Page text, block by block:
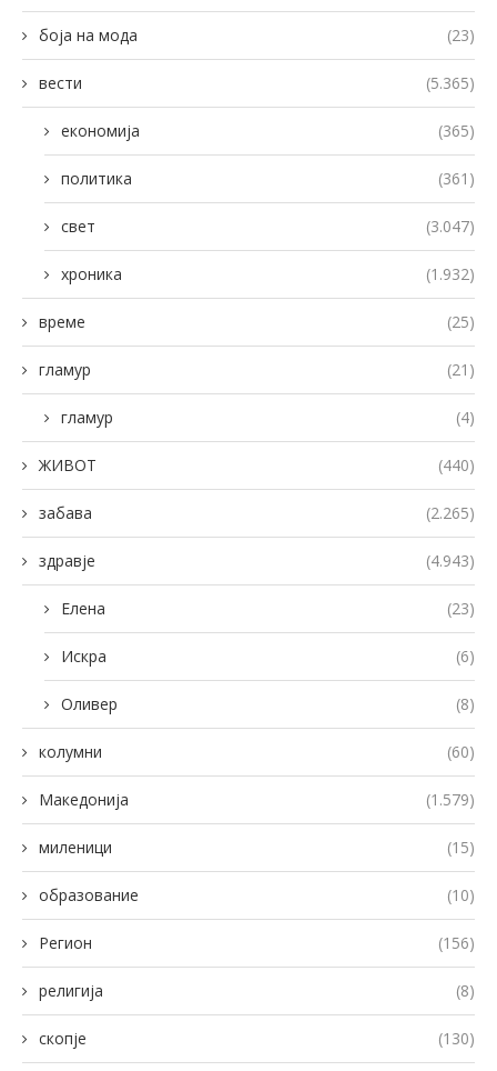
боја на мода (23)
вести (5.365)
економија (365)
политика (361)
свет (3.047)
хроника (1.932)
време (25)
гламур (21)
гламур (4)
ЖИВОТ (440)
забава (2.265)
здравје (4.943)
Елена (23)
Искра (6)
Оливер (8)
колумни (60)
Македонија (1.579)
миленици (15)
образование (10)
Регион (156)
религија (8)
скопје (130)